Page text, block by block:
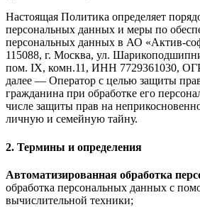
Настоящая Политика определяет
персональных данных и меры по
персональных данных в АО «Актив-
115088, г. Москва, ул.
пом. IX, комн.11, ИНН 7729361030,
далее — Оператор с целью защиты
гражданина при обработке его
числе защиты прав на
личную и семейную тайну.
2. Термины и определения
Автоматизированная обработка
обработка персональных данных с
вычислительной техники;